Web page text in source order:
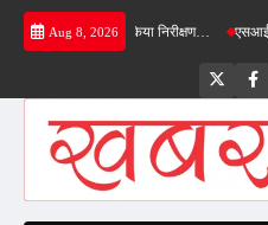
Skip
Aug 8, 2026
का डीएम ने किया निरीक्षण… एसआईआर शिविरों
Twitter